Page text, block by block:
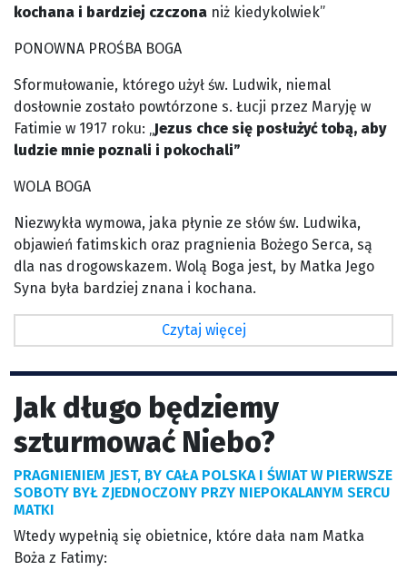
kochana i bardziej czczona niż kiedykolwiek”
PONOWNA PROŚBA BOGA
Sformułowanie, którego użył św. Ludwik, niemal
dosłownie zostało powtórzone s. Łucji przez Maryję w
Fatimie w 1917 roku: „Jezus chce się posłużyć tobą, aby
ludzie mnie poznali i pokochali”
WOLA BOGA
Niezwykła wymowa, jaka płynie ze słów św. Ludwika,
objawień fatimskich oraz pragnienia Bożego Serca, są
dla nas drogowskazem. Wolą Boga jest, by Matka Jego
Syna była bardziej znana i kochana.
Czytaj więcej
Jak długo będziemy
szturmować Niebo?
PRAGNIENIEM JEST, BY CAŁA POLSKA I ŚWIAT W PIERWSZE
SOBOTY BYŁ ZJEDNOCZONY PRZY NIEPOKALANYM SERCU
MATKI
Wtedy wypełnią się obietnice, które dała nam Matka
Boża z Fatimy: